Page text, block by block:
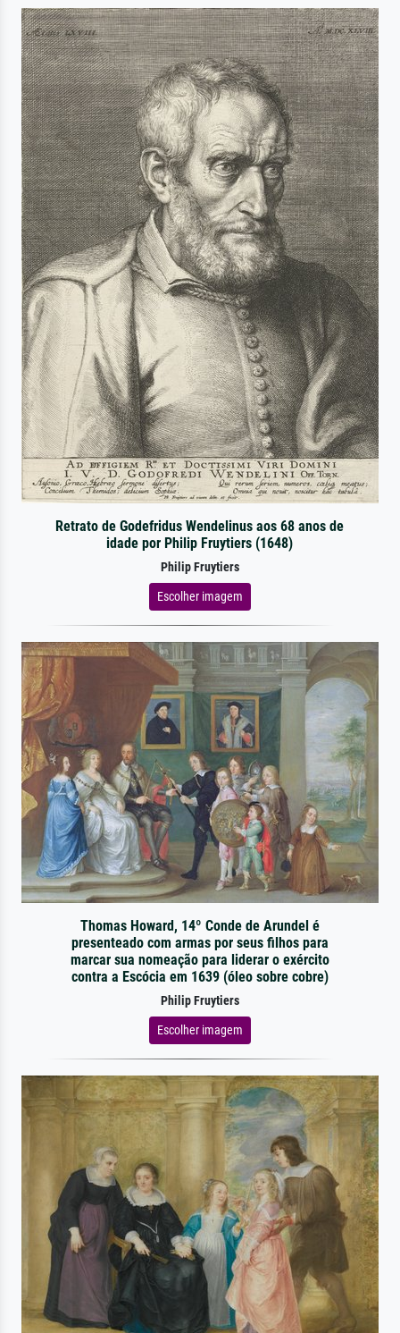
Retrato de Godefridus Wendelinus aos 68 anos de
idade por Philip Fruytiers (1648)
Philip Fruytiers
Escolher imagem
Thomas Howard, 14º Conde de Arundel é
presenteado com armas por seus filhos para
marcar sua nomeação para liderar o exército
contra a Escócia em 1639 (óleo sobre cobre)
Philip Fruytiers
Escolher imagem